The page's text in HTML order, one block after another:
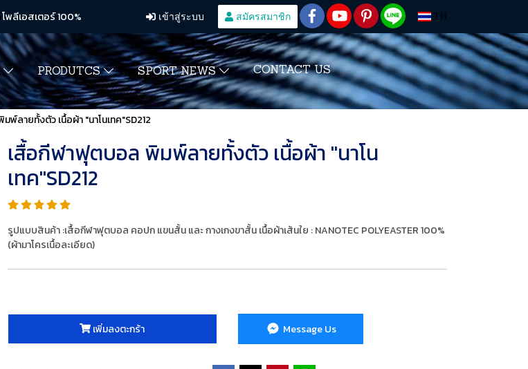
พลีเอสเตอร์ 100% เข้าสู่ระบบ สมัครสมาชิก TH
PRODUTCS SPORT NEWS CONTACT US
ลายทั้งตัว เนื้อผ้า "นาโนเทค"SD212
เสื้อกีฬาฟุตบอล พิมพ์ลายทั้งตัว เนื้อผ้า "นาโน
เทค"SD212
รูปแบบสินค้า :เสื้อกีฬาฟุตบอล คอปก แขนสั้น และ กางเกงขาสั้น เนื้อผ้าเส้นใย : NANOTEC POLYEASTER 100%
(ผ้ามาโครเนื้อละเอียด)
เพิ่มลงตะกร้า Message Us